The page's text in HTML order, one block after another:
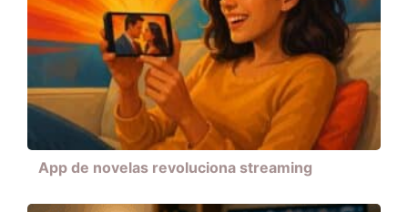
App de novelas revoluciona streaming